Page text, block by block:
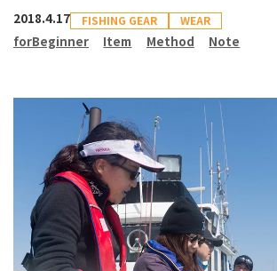
2018.4.17 FISHING GEAR WEAR
forBeginner Item Method Note